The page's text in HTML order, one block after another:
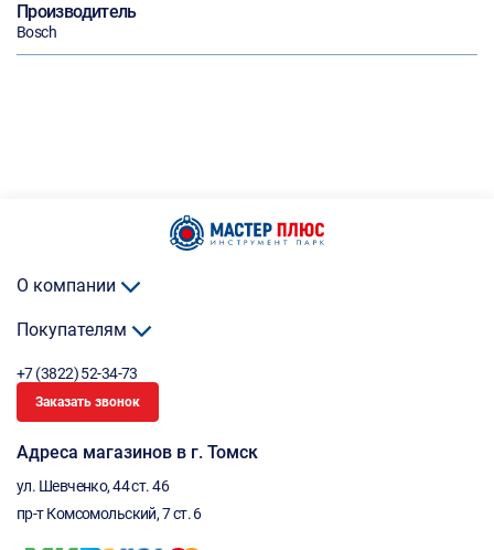
Производитель
Bosch
О компании
Покупателям
+7 (3822) 52-34-73
Заказать звонок
Адреса магазинов в г. Томск
ул. Шевченко, 44 ст. 46
пр-т Комсомольский, 7 ст. 6